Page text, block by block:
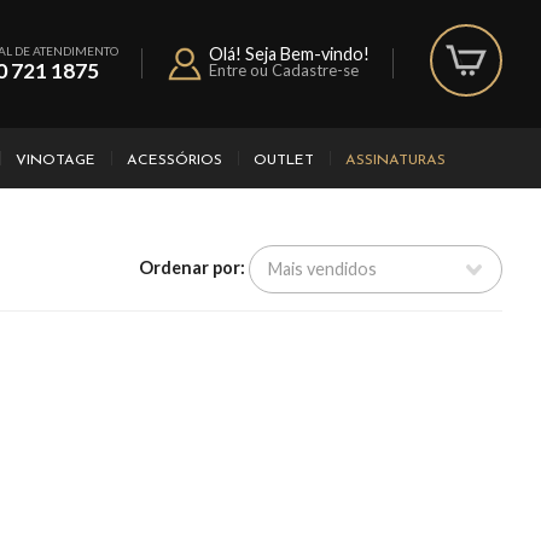
DE ATENDIMENTO
721 1875
Olá! Seja Bem-vindo!
Entre ou Cadastre-se
VINOTAGE ACESSÓRIOS OUTLET ASSINATURAS
Ordenar por: